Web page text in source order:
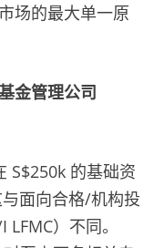
场的最大单一原
金管理公司
S$250k 的基础资
面向合格/机构投
）不同。